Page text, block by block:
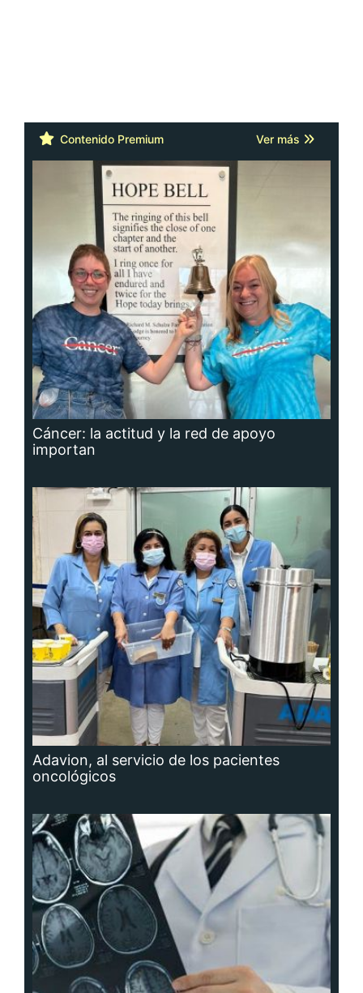
Contenido Premium Ver más
Cáncer: la actitud y la red de apoyo
importan
Adavion, al servicio de los pacientes
oncológicos